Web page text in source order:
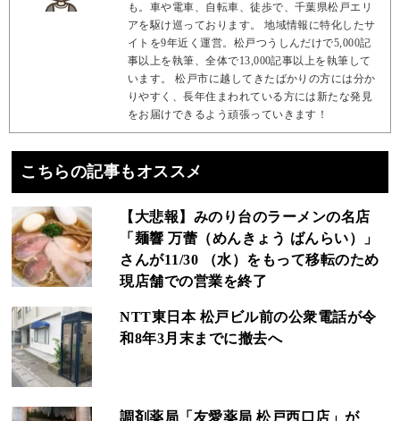
も。車や電車、自転車、徒歩で、千葉県松戸エリ
アを駆け巡っております。 地域情報に特化したサ
イトを9年近く運営。松戸つうしんだけで5,000記
事以上を執筆、全体で13,000記事以上を執筆して
います。 松戸市に越してきたばかりの方には分か
りやすく、長年住まわれている方には新たな発見
をお届けできるよう頑張っていきます！
こちらの記事もオススメ
【大悲報】みのり台のラーメンの名店
「麺響 万蕾（めんきょう ばんらい）」
さんが11/30 （水）をもって移転のため
現店舗での営業を終了
NTT東日本 松戸ビル前の公衆電話が令
和8年3月末までに撤去へ
調剤薬局「友愛薬局 松戸西口店」が